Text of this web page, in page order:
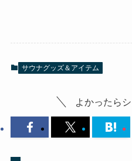
サウナグッズ＆アイテム
よかったら